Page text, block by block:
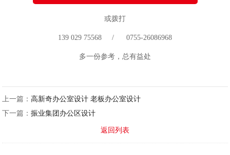
或拨打
139 029 75568 / 0755-26086968
多一份参考，总有益处
上一篇：高新奇办公室设计 老板办公室设计
下一篇：振业集团办公区设计
返回列表